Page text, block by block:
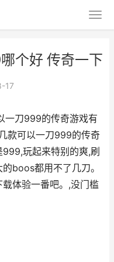
个好 传奇一下
17
一刀999的传奇游戏有
款可以一刀999的传奇
玩起来特别的爽,刷
boos都用不了几刀。
体验一番吧。,没门槛